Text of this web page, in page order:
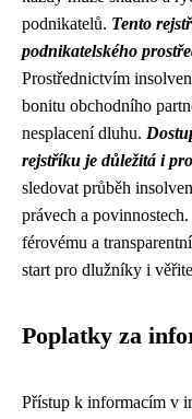
podnikatelů. Tento
podnikatelského
Prostřednictvím
bonitu obchodního
nesplacení dluhu.
rejstříku je důležitá i
sledovat průběh
právech a
férovému a
start pro dlužníky i
Poplatky za
Přístup k informacím v